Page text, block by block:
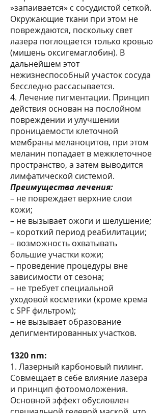
»запаивается» с сосудистой сеткой.
Окружающие ткани при этом не
повреждаются, поскольку свет
лазера поглощается только кровью
(мишень оксигемаглобин). В
дальнейшем этот
нежизнеспособный участок сосуда
бесследно рассасывается.
4. Лечение пигментации. Принцип
действия основан на послойном
повреждении и улучшении
проницаемости клеточной
мембраны меланоцитов, при этом
меланин попадает в межклеточное
пространство, а затем выводится
лимфатической системой.
Преимущества лечения:
– не повреждает верхние слои
кожи;
– не вызывает ожоги и шелушение;
– короткий период реабилитации;
– возможность охватывать
большие участки кожи;
– проведение процедуры вне
зависимости от сезона;
– не требует специальной
уходовой косметики (кроме крема
с SPF фильтром);
– не вызывает образование
депигментированных участков.
1320 nm:
1. Лазерный карбоновый пилинг.
Совмещает в себе влияние лазера
и принцип фотоомоложения.
Основной эффект обусловлен